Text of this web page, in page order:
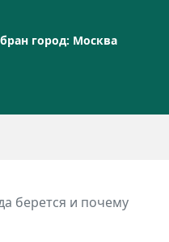
город: Москва
берется и почему